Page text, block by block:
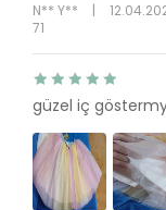
N** Y** |
71
güzel iç